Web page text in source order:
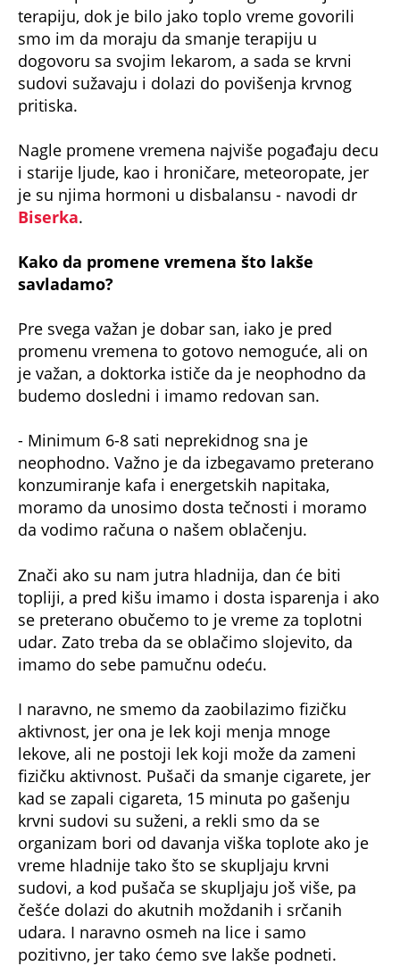
terapiju, dok je bilo jako toplo vreme govorili
smo im da moraju da smanje terapiju u
dogovoru sa svojim lekarom, a sada se krvni
sudovi sužavaju i dolazi do povišenja krvnog
pritiska.
Nagle promene vremena najviše pogađaju decu
i starije ljude, kao i hroničare, meteoropate, jer
je su njima hormoni u disbalansu - navodi dr
Biserka.
Kako da promene vremena što lakše
savladamo?
Pre svega važan je dobar san, iako je pred
promenu vremena to gotovo nemoguće, ali on
je važan, a doktorka ističe da je neophodno da
budemo dosledni i imamo redovan san.
- Minimum 6-8 sati neprekidnog sna je
neophodno. Važno je da izbegavamo preterano
konzumiranje kafa i energetskih napitaka,
moramo da unosimo dosta tečnosti i moramo
da vodimo računa o našem oblačenju.
Znači ako su nam jutra hladnija, dan će biti
topliji, a pred kišu imamo i dosta isparenja i ako
se preterano obučemo to je vreme za toplotni
udar. Zato treba da se oblačimo slojevito, da
imamo do sebe pamučnu odeću.
I naravno, ne smemo da zaobilazimo fizičku
aktivnost, jer ona je lek koji menja mnoge
lekove, ali ne postoji lek koji može da zameni
fizičku aktivnost. Pušači da smanje cigarete, jer
kad se zapali cigareta, 15 minuta po gašenju
krvni sudovi su suženi, a rekli smo da se
organizam bori od davanja viška toplote ako je
vreme hladnije tako što se skupljaju krvni
sudovi, a kod pušača se skupljaju još više, pa
češće dolazi do akutnih moždanih i srčanih
udara. I naravno osmeh na lice i samo
pozitivno, jer tako ćemo sve lakše podneti.